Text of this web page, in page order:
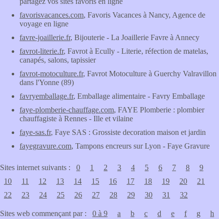
favorisvacances.com, Favoris Vacances à Nancy, Agence de
voyage en ligne
favre-joaillerie.fr, Bijouterie - La Joaillerie Favre à Annecy
favrot-literie.fr, Favrot à Ecully - Literie, réfection de matelas,
canapés, salons, tapissier
favrot-motoculture.fr, Favrot Motoculture à Guerchy Valravillon
dans l'Yonne (89)
favryemballage.fr, Emballage alimentaire - Favry Emballage
faye-plomberie-chauffage.com, FAYE Plomberie : plombier
chauffagiste à Rennes - Ille et vilaine
faye-sas.fr, Faye SAS : Grossiste decoration maison et jardin
fayegravure.com, Tampons encreurs sur Lyon - Faye Gravure
Sites internet suivants : 0 1 2 3 4 5 6 7 8
9
10
11 12 13 14 15 16 17 18 19 20
21
22
23 24 25 26 27 28 29 30 31 32
Sites web commençant par : 0 à 9 a b c d e f g h